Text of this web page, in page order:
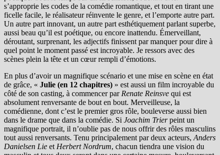
s’approprie les codes de la comédie romantique, et tout en tirant une
ficelle facile, le réalisateur réinvente le genre, et l’emporte autre part.
Un autre part innovant, un autre part esthétiquement parlant superbe,
aussi beau qu’il est poétique, ou encore inattendu. Émerveillant,
déroutant, surprenant, les adjectifs finissent par manquer pour dire à
quel point le moment passé est incroyable. Je ressors avec des
scènes plein la tête et un cœur rempli d’émotions.
En plus d’avoir un magnifique scénario et une mise en scène en état
de grâce, « Julie (en 12 chapitres) » est aussi un film incroyable du
côté de son casting, à commencer par Renate Reinsve qui est
absolument renversante de bout en bout. Merveilleuse, la
comédienne, dont c’est le premier gros rôle, bouleverse aussi bien
dans le drame que dans la comédie. Si Joachim Trierpeint un
magnifique portrait, il n’oublie pas de nous offrir des rôles masculins
tout aussi renversants. Tenu principalement par deux acteurs, Anders
Danielsen Lie et Herbert Nordrum, chacun tiendra une vision du